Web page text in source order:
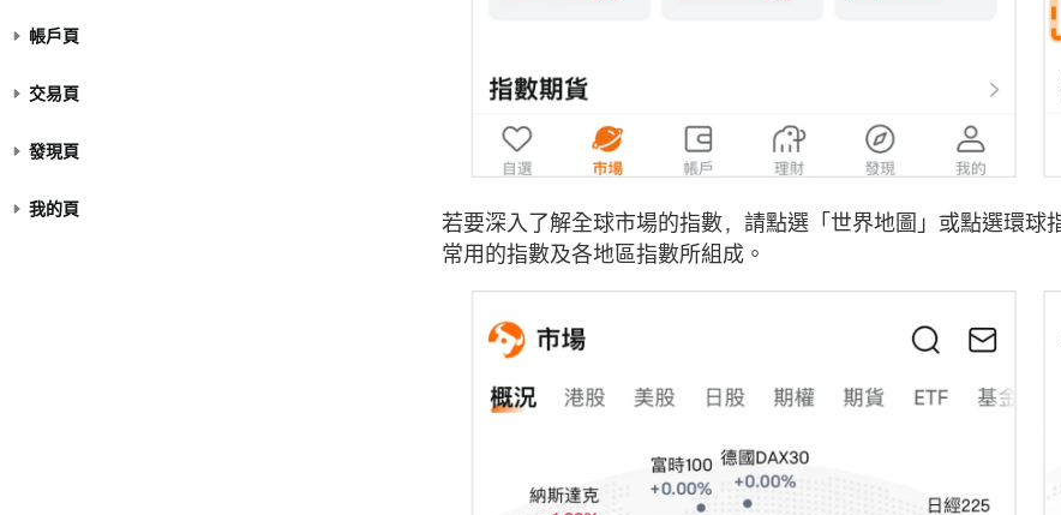
帳戶頁
交易頁
發現頁
我的頁
若要深入了解全球市場的指數，請點選「世界地圖」或點選環
常用的指數及各地區指數所組成。